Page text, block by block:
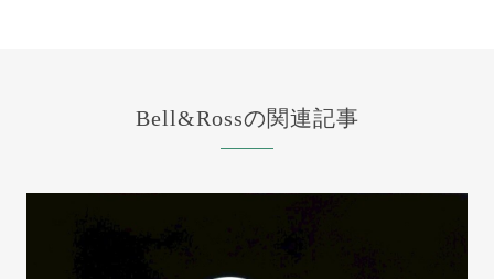
Bell&Rossの関連記事